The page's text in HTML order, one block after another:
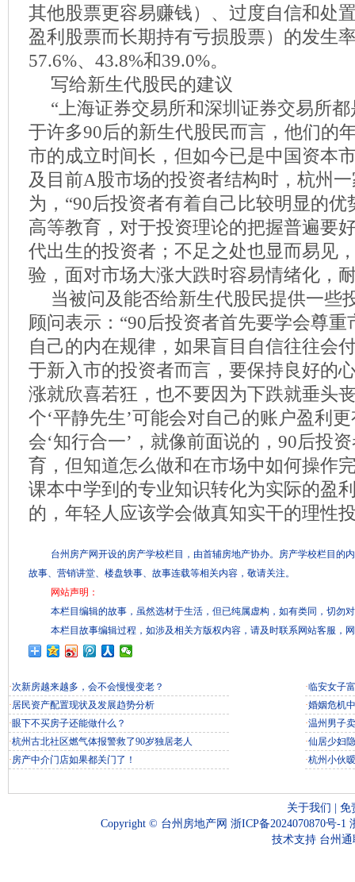
其他股票更容易赚钱）、过度自信和处
盈利股票而长期持有亏损股票）的发生
57.6%、43.8%和39.0%。
写给新生代股民的建议
“上海证券交易所和深圳证券交易所
于许多90后的新生代股民而言，他们的
市的成立时间长，但如今已是中国资本
及目前A股市场的投资者结构时，杭州
为，“90后投资者有着自己比较明显的
高等教育，对于投资理论的把握普遍要
代出生的投资者；不足之处也显而易见
验，面对市场大涨大跌时容易情绪化，
当被问及能否给新生代股民提供一些
顾问表示：“90后投资者首先要学会尊
自己的内在规律，如果盲目自信往往会
于新入市的投资者而言，要保持良好的
涨就欣喜若狂，也不要因为下跌就垂头
个‘平静先生’可能会对自己的账户盈利
会‘知行合一’，就像前面说的，90后投
育，但知道怎么做和在市场中如何操作
课本中学到的专业知识转化为实际的盈
的，年轻人应该学会做真知实干的理性
台州房产网开设的房产学校栏目，由首辅房地产协办。房产学校栏目的
故事、营销讲堂、楼盘轶事、故事连载等相关内容，敬请关注。
网站声明：
本栏目编辑的故事，虽然选材于生活，但已纯属虚构，如有类同，切勿
本栏目故事编辑过程，如涉及相关方版权内容，请及时联系网站客服，
·次新房越来越多，会不会慢慢变老？
·居民资产配置现状及发展趋势分析
·眼下不买房子还能做什么？
·杭州古北社区燃气体报警救了90岁独居老人
·房产中介门店如果都关门了！
·临安女子
·婚姻危机
·温州男子
·仙居少妇
·杭州小伙
关于我们
免
Copyright © 台州房地产网 浙ICP备2024070870号-1
技术支持 台州